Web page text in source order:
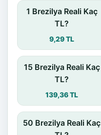
1 Brezilya Reali Kaç
TL?
9,29 TL
15 Brezilya Reali Kaç
TL?
139,36 TL
50 Brezilya Reali Kaç